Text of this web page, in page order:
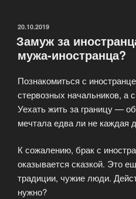
ОПУБЛИКОВАНО
20.10.2019
Замуж за
мужа-иностранца?
Познакомиться с
стервозных начальников, а
Уехать жить за границу —
мечтала едва ли не каждая
К сожалению, брак с
оказывается сказкой. Это
традиции, чужие люди.
нужно?